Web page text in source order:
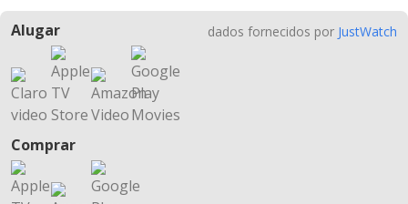
Alugar
Comprar
dados fornecidos por JustWatch